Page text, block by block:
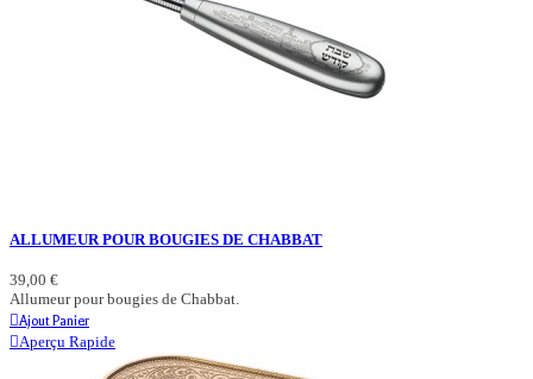
ALLUMEUR POUR BOUGIES DE CHABBAT
39,00 €
Allumeur pour bougies de Chabbat.
Ajout Panier
Aperçu Rapide